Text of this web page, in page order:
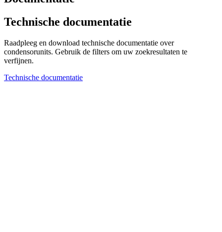
Technische documentatie
Raadpleeg en download technische documentatie over
condensorunits. Gebruik de filters om uw zoekresultaten te
verfijnen.
Technische documentatie